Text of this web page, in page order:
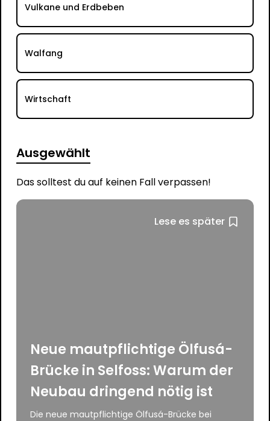
Vulkane und Erdbeben
Walfang
Wirtschaft
Ausgewählt
Das solltest du auf keinen Fall verpassen!
Lese es später
Neue mautpflichtige Ölfusá-
Brücke in Selfoss: Warum der
Neubau dringend nötig ist
Die neue mautpflichtige Ölfusá-Brücke bei